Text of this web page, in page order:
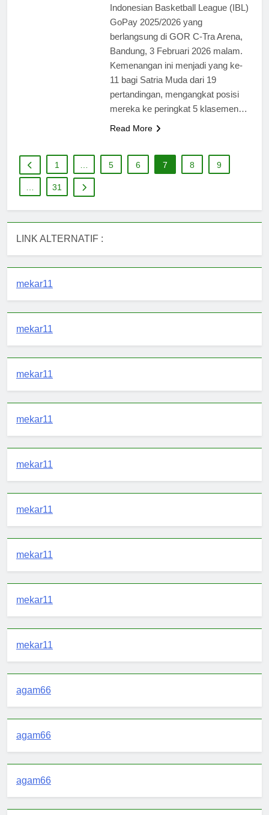
Indonesian Basketball League (IBL)
GoPay 2025/2026 yang
berlangsung di GOR C-Tra Arena,
Bandung, 3 Februari 2026 malam.
Kemenangan ini menjadi yang ke-
11 bagi Satria Muda dari 19
pertandingan, mengangkat posisi
mereka ke peringkat 5 klasemen…
Read More
1 5 6 7 8 9
31
LINK ALTERNATIF :
mekar11
mekar11
mekar11
mekar11
mekar11
mekar11
mekar11
mekar11
mekar11
agam66
agam66
agam66